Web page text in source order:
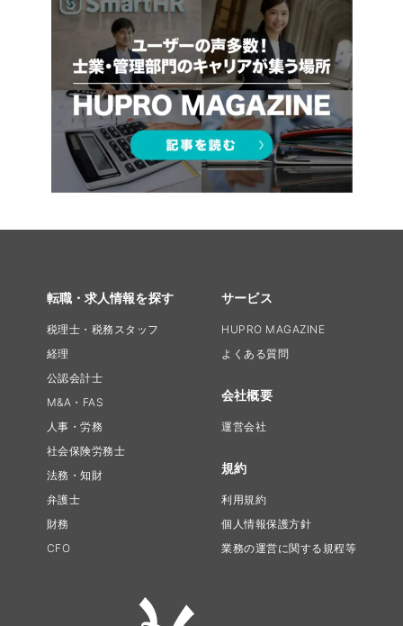
転職・求人情報を探す
税理士・税務スタッフ
経理
公認会計士
M&A・FAS
人事・労務
社会保険労務士
法務・知財
弁護士
財務
CFO
サービス
HUPRO MAGAZINE
よくある質問
会社概要
運営会社
規約
利用規約
個人情報保護方針
業務の運営に関する規程等